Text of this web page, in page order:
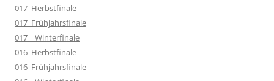
017_Herbstfinale
017_Frühjahrsfinale
017__Winterfinale
016_Herbstfinale
016_Frühjahrsfinale